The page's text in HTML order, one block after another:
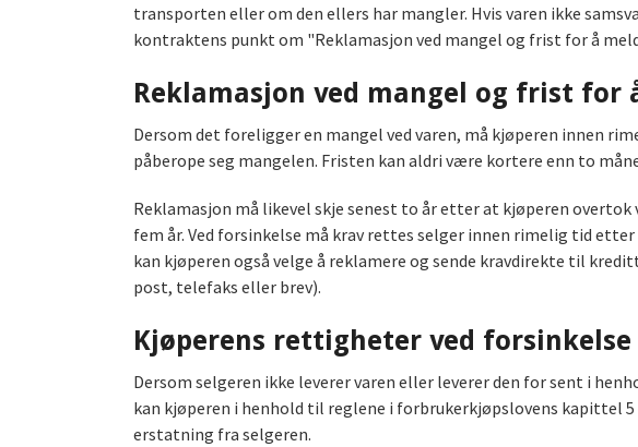
transporten eller om den ellers har mangler. Hvis varen ikke
kontraktens punkt om "Reklamasjon ved mangel og frist for å
Reklamasjon ved mangel og frist for
Dersom det foreligger en mangel ved varen, må kjøperen innen
påberope seg mangelen. Fristen kan aldri være kortere enn to
Reklamasjon må likevel skje senest to år etter at kjøperen
fem år. Ved forsinkelse må krav rettes selger innen rimelig tid
kan kjøperen også velge å reklamere og sende kravdirekte til
post, telefaks eller brev).
Kjøperens rettigheter ved forsinkelse
Dersom selgeren ikke leverer varen eller leverer den for sent i
kan kjøperen i henhold til reglene i forbrukerkjøpslovens kapittel
erstatning fra selgeren.